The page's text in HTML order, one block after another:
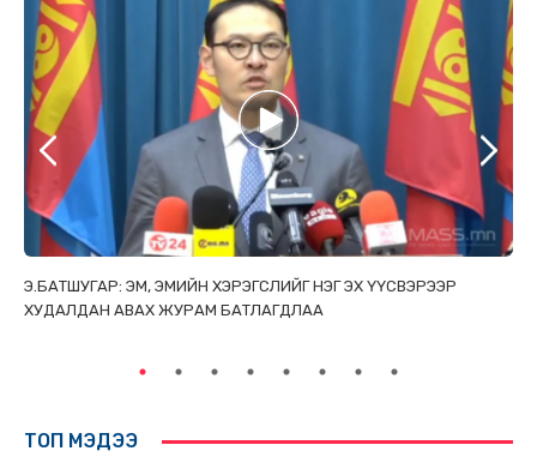
Э.БАТШУГАР: ЭМ, ЭМИЙН ХЭРЭГСЛИЙГ НЭГ ЭХ ҮҮСВЭРЭЭР
ХУДАЛДАН АВАХ ЖУРАМ БАТЛАГДЛАА
ТОП МЭДЭЭ